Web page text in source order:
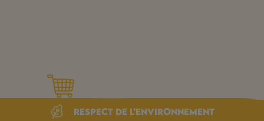
Respect de l’environnement